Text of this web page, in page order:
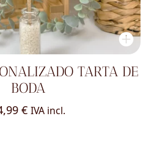
TARTA DE
BODA
€ IVA incl.